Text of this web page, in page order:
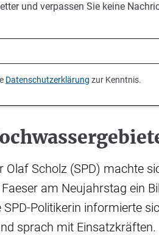
und verpassen Sie keine
Datenschutzerklärung zur Kenntnis.
Olaf Scholz (SPD) machte
am Neujahrstag ein
Politikerin informierte
sprach mit Einsatzkräften.